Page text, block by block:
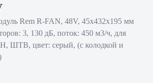
Rem R-FAN, 48V, 45х432х195 мм
3, 130 дБ, поток: 450 м3/ч, для
цвет: серый, (с колодкой и